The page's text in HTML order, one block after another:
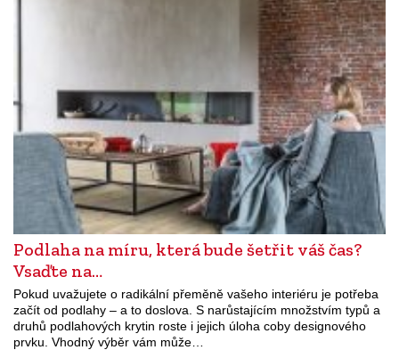
Podlaha na míru, která bude šetřit váš čas?
Vsaďte na…
Pokud uvažujete o radikální přeměně vašeho interiéru je potřeba
začít od podlahy – a to doslova. S narůstajícím množstvím typů a
druhů podlahových krytin roste i jejich úloha coby designového
prvku. Vhodný výběr vám může…